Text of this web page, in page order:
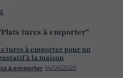
turcs à emporter"
à emporter 14/06/2026
turcs à emporter pour un
à la maison